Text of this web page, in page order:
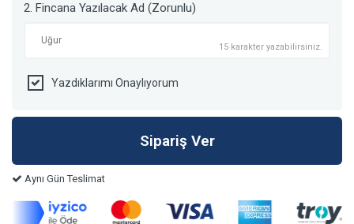
2. Fincana Yazılacak Ad (Zorunlu)
15 karakter yazabilirsiniz.
Yazdıklarımı Onaylıyorum
Aynı Gün Teslimat